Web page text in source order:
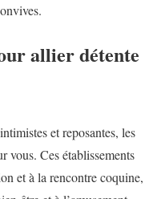
allier détente
et reposantes, les
vous. Ces établissements
et à la rencontre coquine,